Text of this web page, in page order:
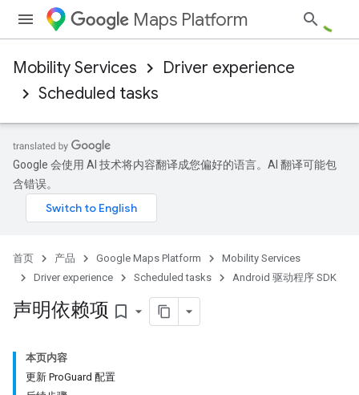
Maps Platform
Mobility Services
Driver experience
Scheduled tasks
Google 会使用 AI 技术将内容翻译成您偏好的语言。AI 翻译可能包
含错误。
首页 产品 Google Maps Platform
Mobility Services
Driver experience
Scheduled tasks Android 驱动程序 SDK
声明依赖项 bookmark_border
本页内容
更新 ProGuard 配置